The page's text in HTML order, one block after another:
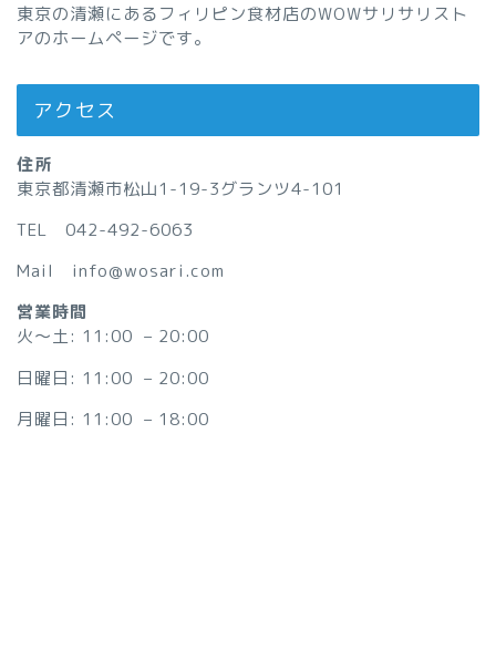
東京の清瀬にあるフィリピン食材店のWOWサリサリスト
アのホームページです。
アクセス
住所
東京都清瀬市松山1-19-3グランツ4-101
TEL 042-492-6063
Mail info@wosari.com
営業時間
火〜土: 11:00 – 20:00
日曜日: 11:00 – 20:00
月曜日: 11:00 – 18:00